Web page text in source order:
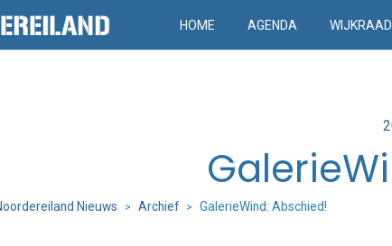
HOME AGENDA WIJKRAAD
in
Nieuws > Archief > GalerieWind: Abschied!